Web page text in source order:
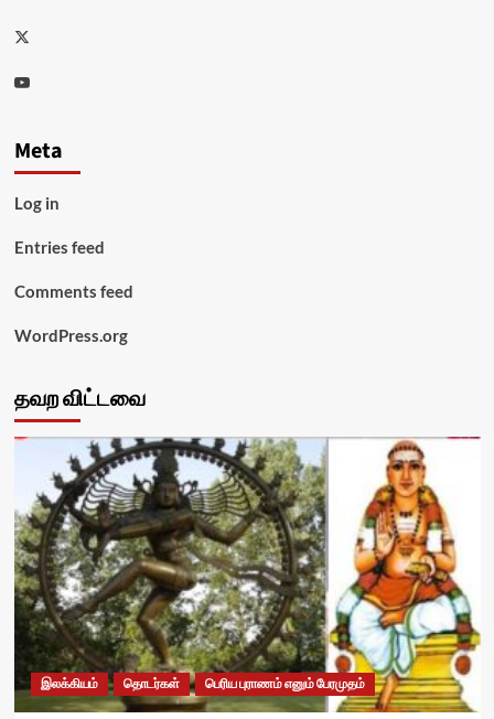
Twitter
Youtube
Meta
Log in
Entries feed
Comments feed
WordPress.org
தவற விட்டவை
இலக்கியம் தொடர்கள் பெரிய புராணம் எனும் பேரமுதம்